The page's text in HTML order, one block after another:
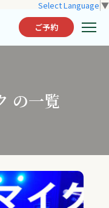
Select Language ▼
ご予約
の一覧